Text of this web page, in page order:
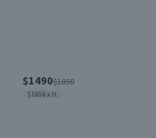
$1490$1850
$1656 x lt